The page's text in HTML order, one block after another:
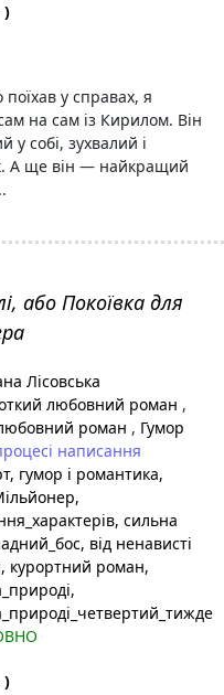
)
у справах, я
на сам із Кирилом. Він
собі, зухвалий і
А ще він — найкращий
або Покоївка для
Лісовська
любовний роман ,
роман , Гумор
написання
, гумор і романтика,
,
, сильна
, від ненависті
, курортний роман,
,
)